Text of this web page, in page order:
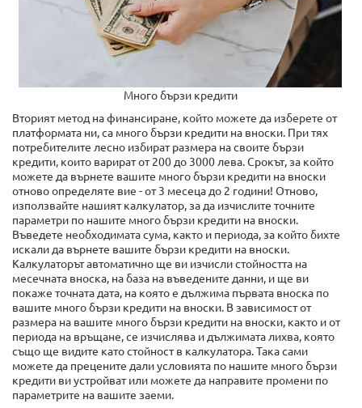
Много бързи кредити
Вторият метод на финансиране, който можете да изберете от
платформата ни, са много бързи кредити на вноски. При тях
потребителите лесно избират размера на своите бързи
кредити, които варират от 200 до 3000 лева. Срокът, за който
можете да върнете вашите много бързи кредити на вноски
отново определяте вие - от 3 месеца до 2 години! Отново,
използвайте нашият калкулатор, за да изчислите точните
параметри по нашите много бързи кредити на вноски.
Въведете необходимата сума, както и периода, за който бихте
искали да върнете вашите бързи кредити на вноски.
Калкулаторът автоматично ще ви изчисли стойността на
месечната вноска, на база на въведените данни, и ще ви
покаже точната дата, на която е дължима първата вноска по
вашите много бързи кредити на вноски. В зависимост от
размера на вашите много бързи кредити на вноски, както и от
периода на връщане, се изчислява и дължимата лихва, която
също ще видите като стойност в калкулатора. Така сами
можете да прецените дали условията по нашите много бързи
кредити ви устройват или можете да направите промени по
параметрите на вашите заеми.